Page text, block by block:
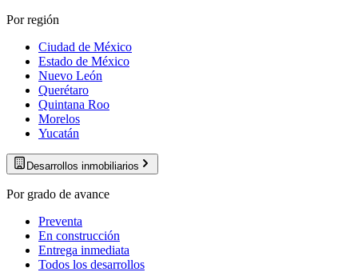
Por región
Ciudad de México
Estado de México
Nuevo León
Querétaro
Quintana Roo
Morelos
Yucatán
Desarrollos inmobiliarios
Por grado de avance
Preventa
En construcción
Entrega inmediata
Todos los desarrollos